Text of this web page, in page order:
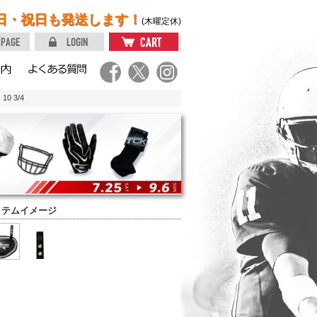
・祝日も発送します！ (木曜定休)
3/4
ムイメージ